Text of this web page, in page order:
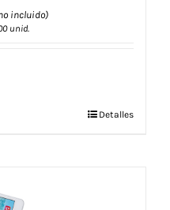
incluido)
unid.
Detalles